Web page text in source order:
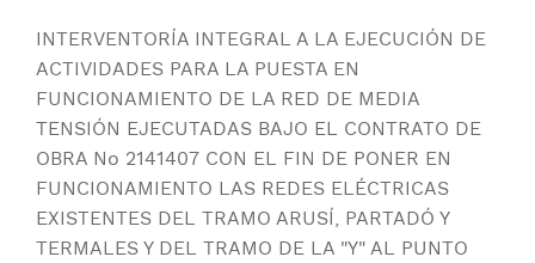
INTERVENTORÍA INTEGRAL A LA EJECUCIÓN DE
ACTIVIDADES PARA LA PUESTA EN
FUNCIONAMIENTO DE LA RED DE MEDIA
TENSIÓN EJECUTADAS BAJO EL CONTRATO DE
OBRA No 2141407 CON EL FIN DE PONER EN
FUNCIONAMIENTO LAS REDES ELÉCTRICAS
EXISTENTES DEL TRAMO ARUSÍ, PARTADÓ Y
TERMALES Y DEL TRAMO DE LA "Y" AL PUNTO